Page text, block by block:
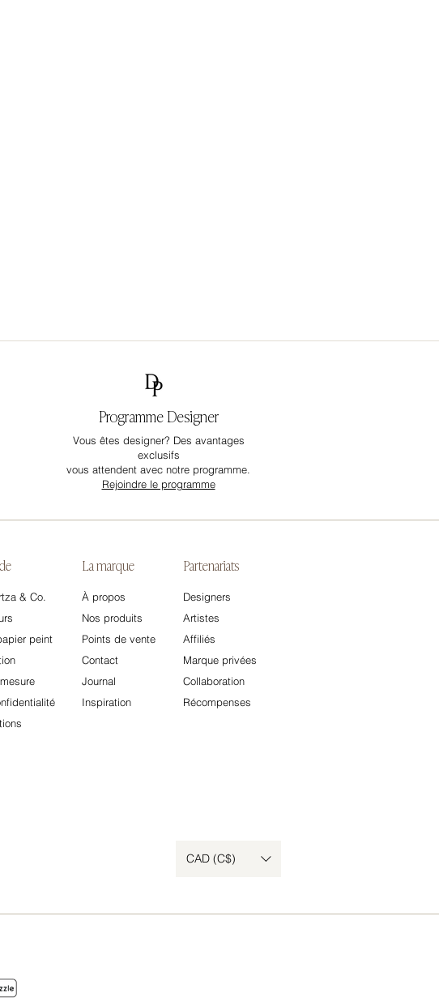
Programme Designer
Vous êtes designer? Des avantages
exclusifs
vous attendent avec notre programme.
Rejoindre le programme
La marque
& Co.
peint
À propos
Nos produits
Points de vente
Contact
Journal
Inspiration​
Partenariats
Designers
Artistes
Affiliés
Marque privées
Collaboration
Récompenses​
CAD (C$)